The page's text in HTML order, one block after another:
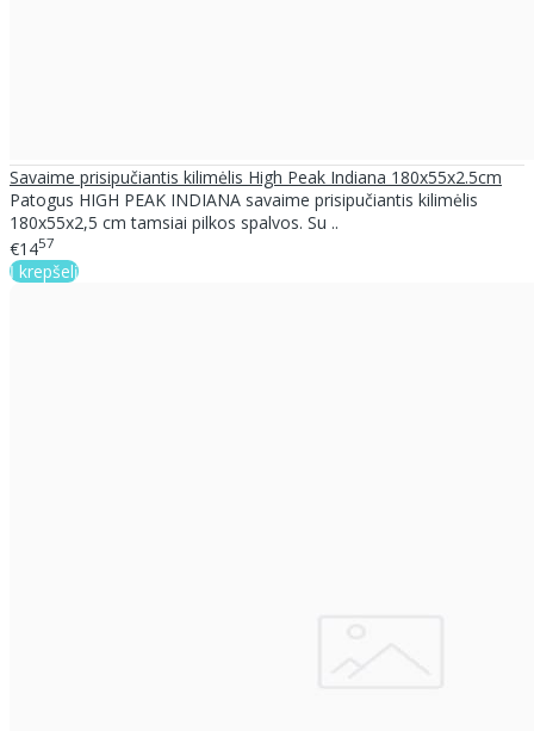
Savaime prisipučiantis kilimėlis High Peak Indiana 180x55x2.5cm
Patogus HIGH PEAK INDIANA savaime prisipučiantis kilimėlis
180x55x2,5 cm tamsiai pilkos spalvos. Su ..
€1457
Į krepšelį